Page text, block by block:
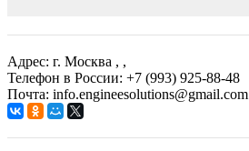
Адрес: г. Москва , ,
Телефон в России: +7 (993) 925-88-48
Почта: info.engineesolutions@gmail.com